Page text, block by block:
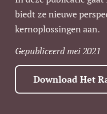
biedt ze nieuwe
kernoplossingen aan.
Gepubliceerd mei 2021
Download Het